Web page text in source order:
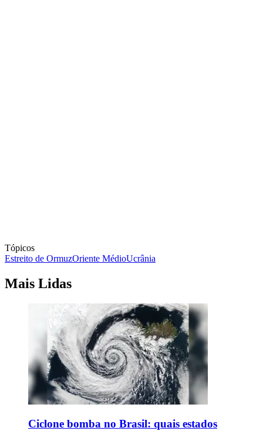
Tópicos
Estreito de OrmuzOriente MédioUcrânia
Mais Lidas
Ciclone bomba no Brasil: quais estados